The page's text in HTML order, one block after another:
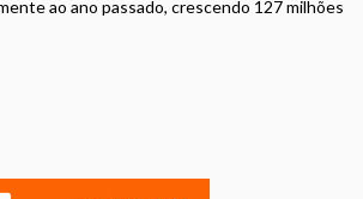
ao ano passado, crescendo 127 milhões